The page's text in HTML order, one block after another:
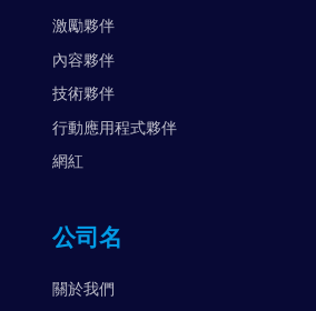
激勵夥伴
內容夥伴
技術夥伴
行動應用程式夥伴
網紅
公司名
關於我們